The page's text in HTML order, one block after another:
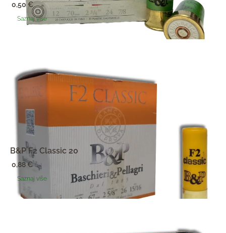
0,50€
Saznaj više
B&P F2 Classic 20
0,88€
Saznaj više